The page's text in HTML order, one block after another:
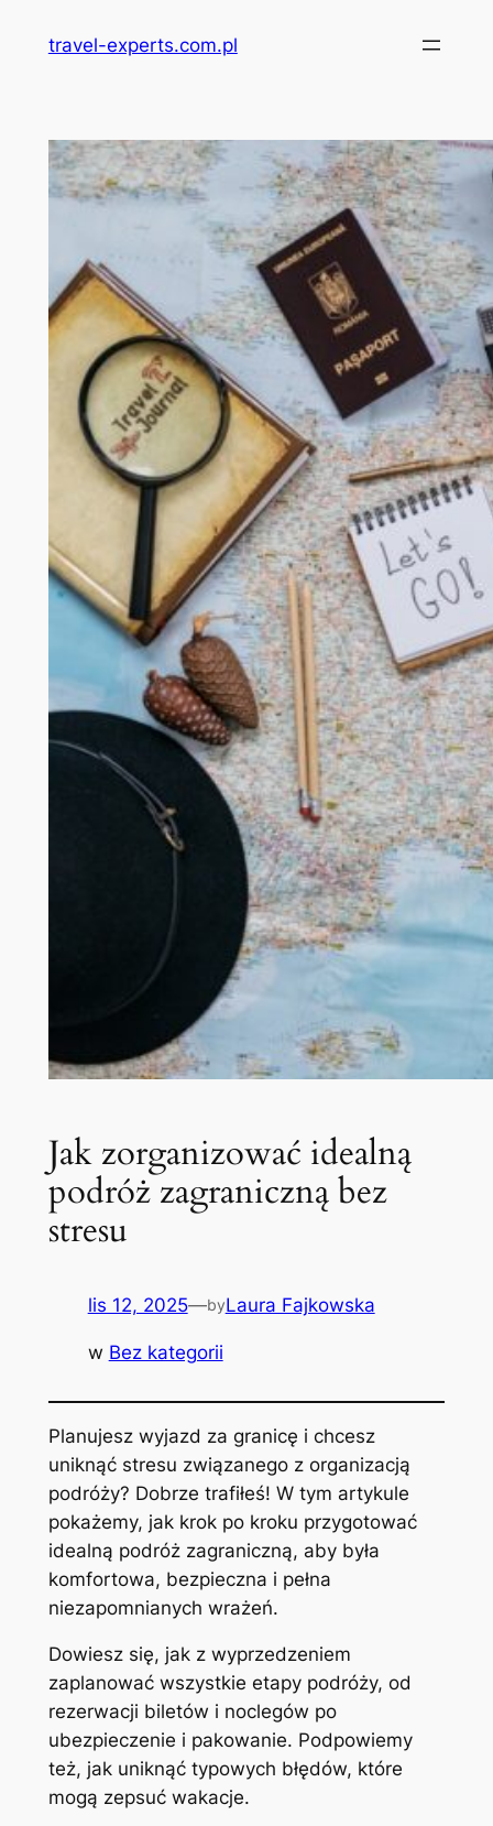
travel-experts.com.pl
Jak zorganizować idealną
podróż zagraniczną bez
stresu
lis 12, 2025—byLaura Fajkowska
w Bez kategorii
Planujesz wyjazd za granicę i chcesz
uniknąć stresu związanego z organizacją
podróży? Dobrze trafiłeś! W tym artykule
pokażemy, jak krok po kroku przygotować
idealną podróż zagraniczną, aby była
komfortowa, bezpieczna i pełna
niezapomnianych wrażeń.
Dowiesz się, jak z wyprzedzeniem
zaplanować wszystkie etapy podróży, od
rezerwacji biletów i noclegów po
ubezpieczenie i pakowanie. Podpowiemy
też, jak uniknąć typowych błędów, które
mogą zepsuć wakacje.